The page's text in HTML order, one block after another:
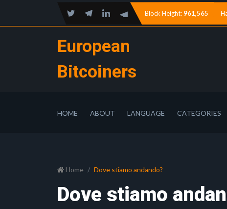
Block Height: 961,565
European
Bitcoiners
HOME ABOUT LANGUAGE CATEGORIES
Home Dove stiamo andando?
Dove stiamo